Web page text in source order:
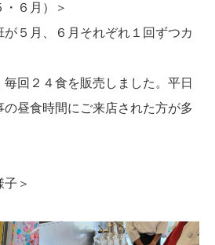
・６月）＞
５月、６月それぞれ１回ずつカ
回２４食を販売しました。平日
昼食時間にご来店された方が多
子＞